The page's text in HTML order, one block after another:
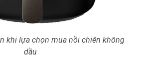
khi lựa chọn mua nồi chiên không
dầu